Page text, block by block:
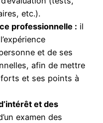
etc.).
professionnelle : il
et de ses
afin de mettre
et ses points à
et des
examen des